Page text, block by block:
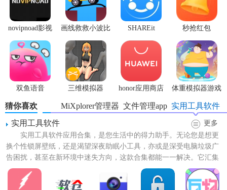
novipnoad影视
平台手机版
画线救救小波比
最新版
SHAREit
秒抢红包
app2.7.3
双鱼语音
三维模拟器
honor应用商店 体重模拟器游戏
猜你喜欢 实用工具软件
文件管理app
MiXplorer管理器
实用工具软件
更多
实用工具软件应用合集，是您生活中的得力助手。无论您是想更
换个性锁屏壁纸，还是渴望深夜助眠小工具，亦或是深受电脑垃圾广
告困扰，甚至在新环境中迷失方向，这款合集都能一一解决。它汇集
了众多高效实用的软件，让...